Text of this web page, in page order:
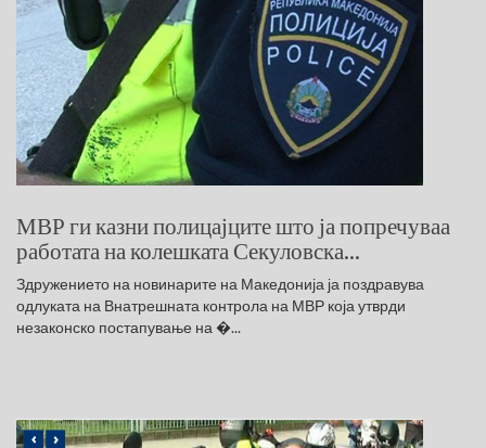
МВР ги казни полицајците што ја попречуваа
работата на колешката Секуловска...
Здружението на новинарите на Македонија ја поздравува
одлуката на Внатрешната контрола на МВР која утврди
незаконско постапување на �...